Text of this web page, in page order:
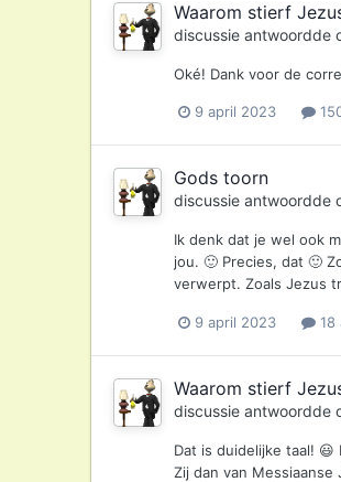
Waarom stierf
discussie antwoordde
Oké! Dank voor de
9 april 2023
Gods toorn
discussie antwoordde
Ik denk dat je wel ook
jou. 🙂 Precies, dat 🙂
verwerpt. Zoals Jezus
9 april 2023 18
Waarom stierf
discussie antwoordde
Dat is duidelijke taal!
Zij dan van